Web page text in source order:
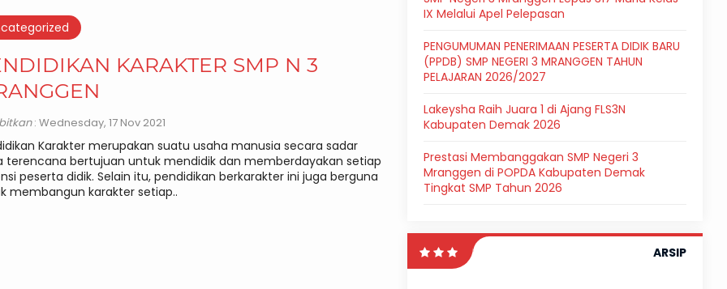
KARAKTER SMP N 3
: Wednesday, 17 Nov 2021
Karakter merupakan suatu usaha manusia secara sadar
terencana bertujuan untuk mendidik dan memberdayakan setiap
peserta didik. Selain itu, pendidikan berkarakter ini juga berguna
membangun karakter setiap..
IX Melalui Apel Pelepasan
PENGUMUMAN PENERIMAAN PESERTA DIDIK BARU
(PPDB) SMP NEGERI 3 MRANGGEN TAHUN
PELAJARAN 2026/2027
Lakeysha Raih Juara 1 di Ajang FLS3N
Kabupaten Demak 2026
Prestasi Membanggakan SMP Negeri 3
Mranggen di POPDA Kabupaten Demak
Tingkat SMP Tahun 2026
ARSIP